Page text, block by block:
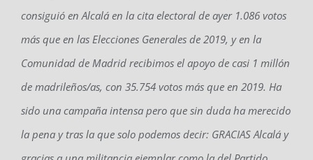
consiguió en Alcalá en la cita electoral de ayer 1.086 votos
más que en las Elecciones Generales de 2019, y en la
Comunidad de Madrid recibimos el apoyo de casi 1 millón
de madrileños/as, con 35.754 votos más que en 2019. Ha
sido una campaña intensa pero que sin duda ha merecido
la pena y tras la que solo podemos decir: GRACIAS Alcalá y